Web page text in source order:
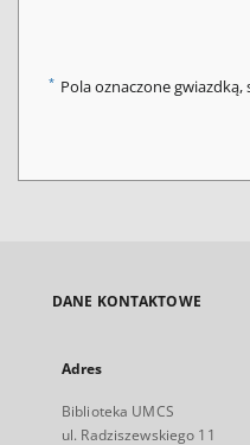
* Pola oznaczone
DANE KONTAKTOWE
Adres
Biblioteka UMCS
ul. Radziszewskiego 11